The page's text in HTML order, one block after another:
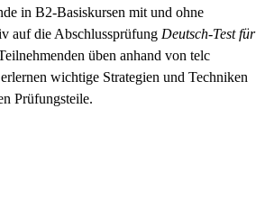
in B2-Basiskursen mit und ohne
auf die Abschlussprüfung Deutsch-Test für
üben anhand von telc
wichtige Strategien und Techniken
Prüfungsteile.